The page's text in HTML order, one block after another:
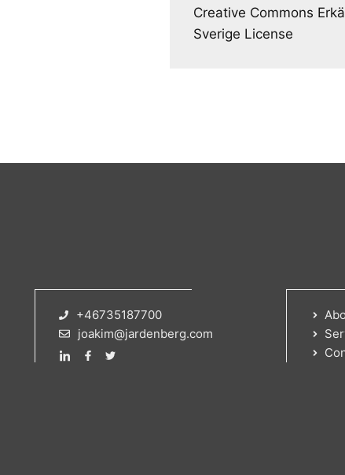
Creative Commons
Sverige License
+46735187700
joakim@jardenberg.com